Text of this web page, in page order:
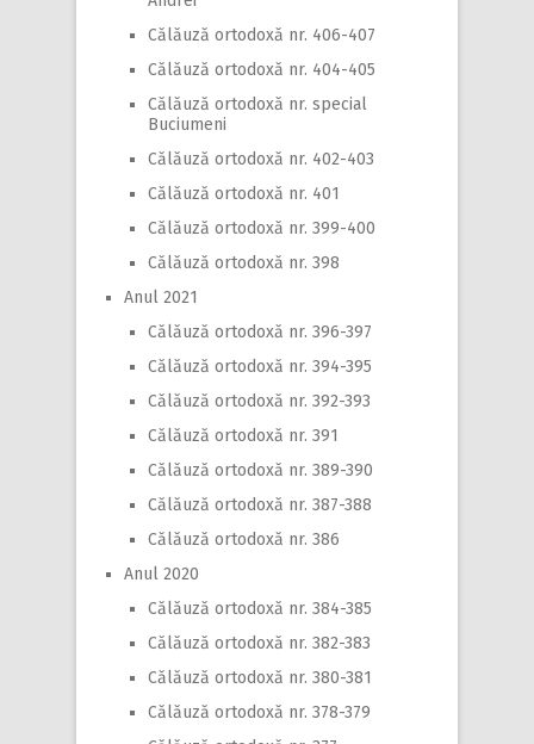
Călăuză ortodoxă nr. 406-407
Călăuză ortodoxă nr. 404-405
Călăuză ortodoxă nr. special
Buciumeni
Călăuză ortodoxă nr. 402-403
Călăuză ortodoxă nr. 401
Călăuză ortodoxă nr. 399-400
Călăuză ortodoxă nr. 398
Anul 2021
Călăuză ortodoxă nr. 396-397
Călăuză ortodoxă nr. 394-395
Călăuză ortodoxă nr. 392-393
Călăuză ortodoxă nr. 391
Călăuză ortodoxă nr. 389-390
Călăuză ortodoxă nr. 387-388
Călăuză ortodoxă nr. 386
Anul 2020
Călăuză ortodoxă nr. 384-385
Călăuză ortodoxă nr. 382-383
Călăuză ortodoxă nr. 380-381
Călăuză ortodoxă nr. 378-379